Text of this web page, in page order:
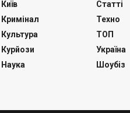
Київ
Кримінал
Культура
Курйози
Наука
Статті
Техно
ТОП
Україна
Шоубіз